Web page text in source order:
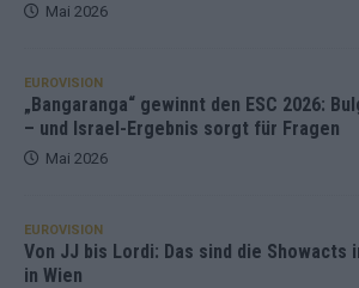
Mai 2026
EUROVISION
„Bangaranga“ gewinnt den ESC 2026:
– und Israel-Ergebnis sorgt für Fragen
Mai 2026
EUROVISION
Von JJ bis Lordi: Das sind die Showacts
in Wien